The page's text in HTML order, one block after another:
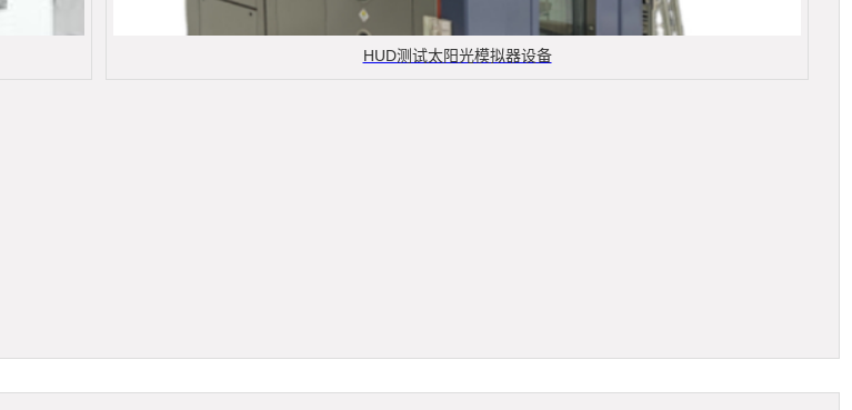
HUD测试太阳光模拟器设备